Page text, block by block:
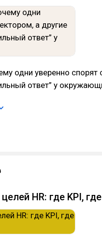
одни уверенно спорят
ответ” у
HR: где KPI, где